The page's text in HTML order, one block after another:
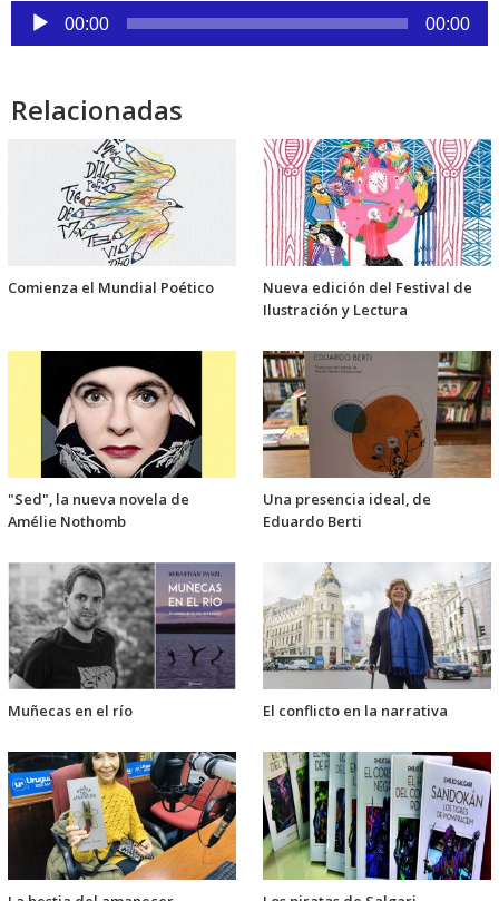
Reproductor
de
00:00 00:00
Relacionadas
Comienza el Mundial Poético
Nueva edición del Festival de
Ilustración y Lectura
"Sed", la nueva novela de
Amélie Nothomb
Una presencia ideal, de
Eduardo Berti
Muñecas en el río El conflicto en la narrativa